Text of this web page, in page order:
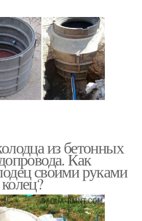
из бетонных
Как
своими руками